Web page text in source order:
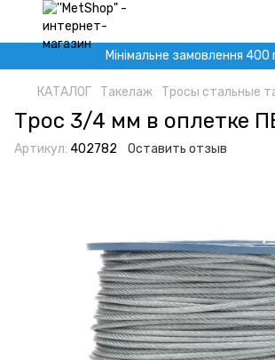
Мінімальне замовлення 400
КАТАЛОГ Такелаж Тросы стальные
Трос 3/4 мм в оплетке
Артикул: 402782 Оставить отзыв